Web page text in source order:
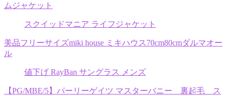
ムジャケット
スクイッドマニア ライフジャケット
美品フリーサイズmiki house ミキハウス70cm80cmダルマオー
ル
値下げ RayBan サングラス メンズ
【PG/MBE/5】パーリーゲイツ マスターバニー 裏起毛 ス